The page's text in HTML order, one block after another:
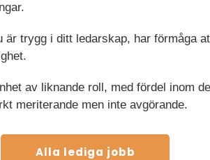
trygg i ditt ledarskap, har förmåga
av liknande roll, med fördel inom
meriterande men inte avgörande.
Alla lediga jobb